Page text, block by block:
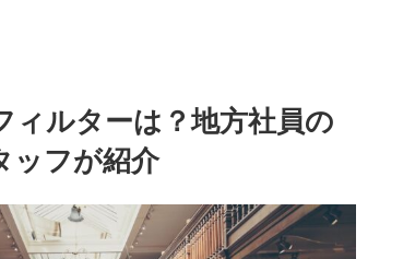
ィルターは？地方社員の
ッフが紹介